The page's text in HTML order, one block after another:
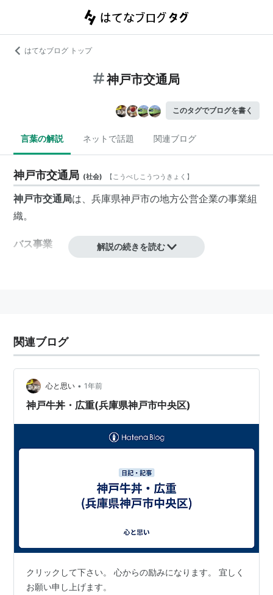
はてなブログ トップ
神戸市交通局
このタグでブログを書く
言葉の解説 ネットで話題 関連ブログ
神戸市交通局 (社会) 【こうべしこうつうきょく 】
神戸市交通局は、兵庫県神戸市の地方公営企業の事業組
織。
バス事業
解説の続きを読む
関連ブログ
心と思い • 1年前
神戸牛丼・広重(兵庫県神戸市中央区)
クリックして下さい。 心からの励みになります。 宜しく
お願い申し上げます。